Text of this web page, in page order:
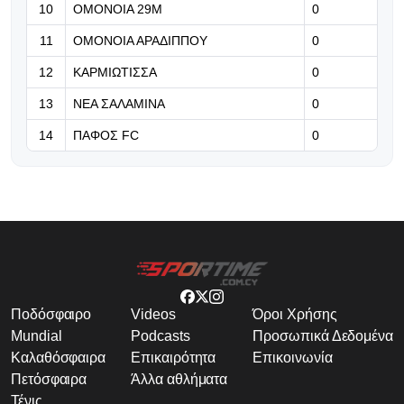
08.08.2026 | 11:14
Έτοιμη για το τρίτο φιλικό
10 ΟΜΟΝΟΙΑ 29Μ 0
11 ΟΜΟΝΟΙΑ ΑΡΑΔΙΠΠΟΥ 0
12 ΚΑΡΜΙΩΤΙΣΣΑ 0
13 ΝΕΑ ΣΑΛΑΜΙΝΑ 0
14 ΠΑΦΟΣ FC 0
Ποδόσφαιρο
Mundial
Καλαθόσφαιρα
Πετόσφαιρα
Τένις
Videos
Podcasts
Επικαιρότητα
Άλλα αθλήματα
Όροι Χρήσης
Προσωπικά Δεδομένα
Επικοινωνία